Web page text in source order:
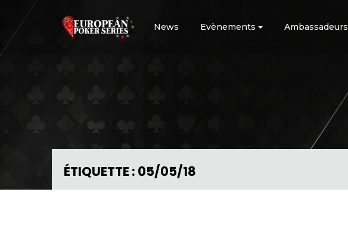
News Evènements Ambassadeurs
ÉTIQUETTE : 05/05/18